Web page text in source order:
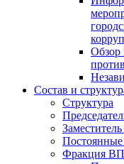
Обзор
Состав и
Структура
Фракция